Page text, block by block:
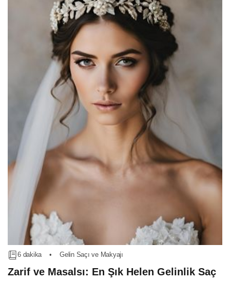
6 dakika • Gelin Saçı ve Makyajı
Zarif ve Masalsı: En Şık Helen Gelinlik Saç